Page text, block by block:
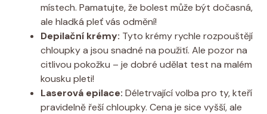
místech. Pamatujte, že bolest může být dočasná,
ale hladká pleť vás odmění!
Depilační krémy: Tyto krémy rychle rozpouštějí
chloupky a jsou snadné na použití. Ale pozor na
citlivou pokožku – je dobré udělat test na malém
kousku pleti!
Laserová epilace: Déletrvající volba pro ty, kteří
pravidelně řeší chloupky. Cena je sice vyšší, ale